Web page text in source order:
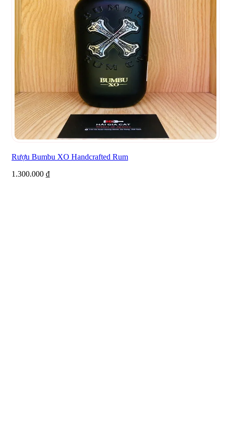
Rượu Bumbu XO Handcrafted Rum
1.300.000 ₫